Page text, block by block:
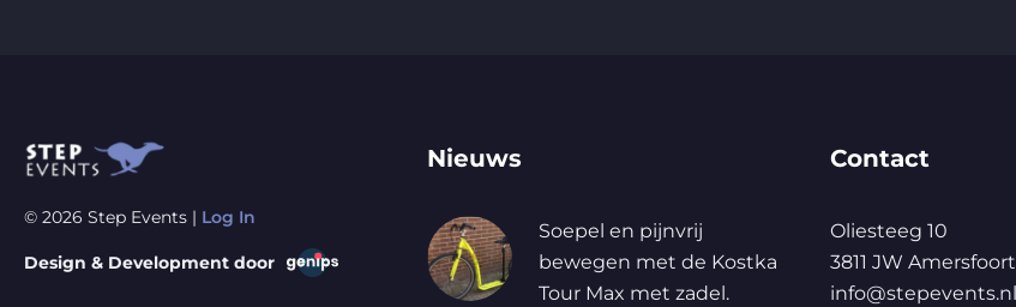
© 2026 Step Events | Log In
Design & Development door
Nieuws
Soepel en pijnvrij
bewegen met de Kostka
Tour Max met zadel.
Contact
Oliesteeg 10
3811 JW Amersfoort
info@stepevents.nl